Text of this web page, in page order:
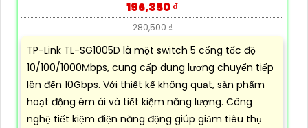
196,350 ₫
280,500 ₫
TP-Link TL-SG1005D là một switch 5 cổng tốc độ
10/100/1000Mbps, cung cấp dung lượng chuyển tiếp
lên đến 10Gbps. Với thiết kế không quạt, sản phẩm
hoạt động êm ái và tiết kiệm năng lượng. Công
nghệ tiết kiệm điện năng động giúp giảm tiêu thụ